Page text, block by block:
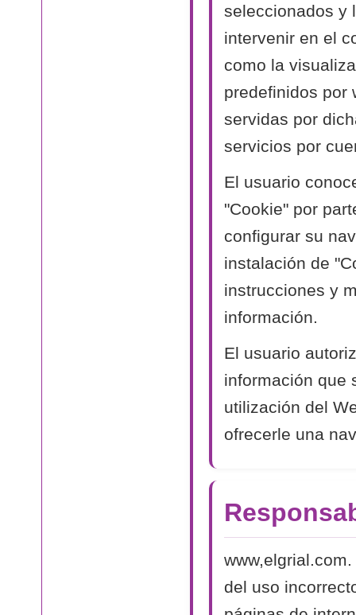
seleccionados y
intervenir en el
como la
predefinidos por
servidas por
servicios por
El usuario
"Cookie" por
configurar su
instalación de
instrucciones y
información.
El usuario
información que
utilización del
ofrecerle una
del uso